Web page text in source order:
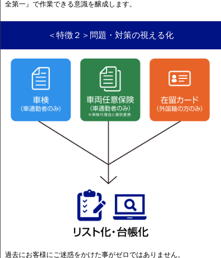
全第一』で作業できる意識を醸成します。
＜特徴２＞問題・対策の視える化
過去にお客様にご迷惑をかけた事がゼロではありません。